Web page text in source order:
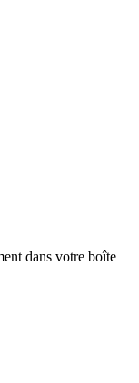
dans votre boîte